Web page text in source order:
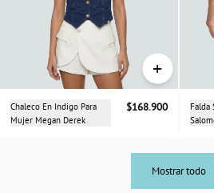
+
Chaleco En Indigo Para
Mujer Megan Derek
$168.900
Falda
Mostrar todo